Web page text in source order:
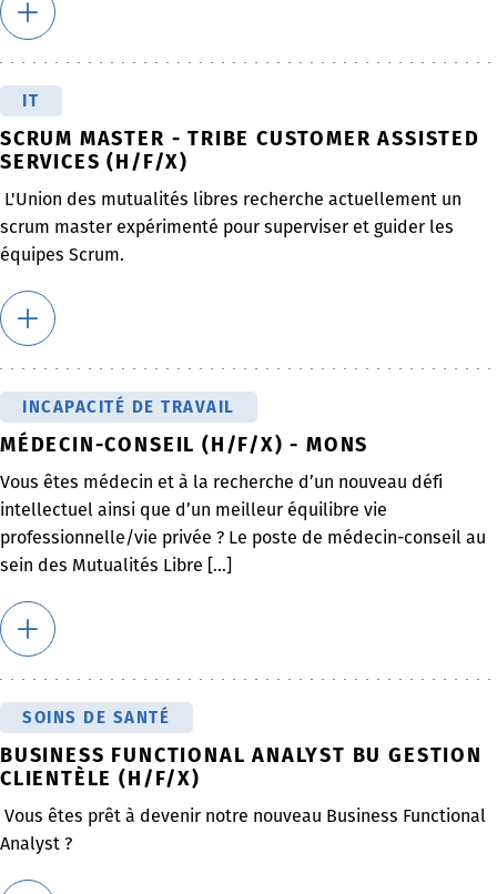
IT
SCRUM MASTER - TRIBE CUSTOMER ASSISTED
SERVICES (H/F/X)
L'Union des mutualités libres recherche actuellement un
scrum master expérimenté pour superviser et guider les
équipes Scrum.
INCAPACITÉ DE TRAVAIL
MÉDECIN-CONSEIL (H/F/X) - MONS
Vous êtes médecin et à la recherche d’un nouveau défi
intellectuel ainsi que d’un meilleur équilibre vie
professionnelle/vie privée ? Le poste de médecin-conseil au
sein des Mutualités Libre [...]
SOINS DE SANTÉ
BUSINESS FUNCTIONAL ANALYST BU GESTION
CLIENTÈLE (H/F/X)
Vous êtes prêt à devenir notre nouveau Business Functional
Analyst ?